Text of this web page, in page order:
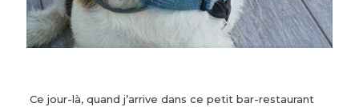
Ce jour-là, quand j’arrive dans ce petit bar-restaurant